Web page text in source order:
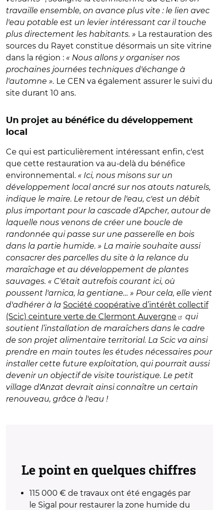
travaille ensemble, on avance plus vite : le lien avec
l'eau potable est un levier intéressant car il touche
plus directement les habitants. » La restauration des
sources du Rayet constitue désormais un site vitrine
dans la région : « Nous allons y organiser nos
prochaines journées techniques d'échange à
l'automne ». Le CEN va également assurer le suivi du
site durant 10 ans.
Un projet au bénéfice du développement
local
Ce qui est particulièrement intéressant enfin, c'est
que cette restauration va au-delà du bénéfice
environnemental. « Ici, nous misons sur un
développement local ancré sur nos atouts naturels,
indique le maire. Le retour de l'eau, c'est un débit
plus important pour la cascade d’Apcher, autour de
laquelle nous venons de créer une boucle de
randonnée qui passe sur une passerelle en bois
dans la partie humide. » La mairie souhaite aussi
consacrer des parcelles du site à la relance du
maraîchage et au développement de plantes
sauvages. « C'était autrefois courant ici, où
poussent l'arnica, la gentiane… » Pour cela, elle vient
d'adhérer à la Société coopérative d’intérêt collectif
(Scic) ceinture verte de Clermont Auvergne
qui
soutient l’installation de maraîchers dans le cadre
de son projet alimentaire territorial. La Scic va ainsi
prendre en main toutes les études nécessaires pour
installer cette future exploitation, qui pourrait aussi
devenir un objectif de visite touristique. Le petit
village d'Anzat devrait ainsi connaître un certain
renouveau, grâce à l'eau !
Le point en quelques chiffres
115 000 € de travaux ont été engagés par
le Sigal pour restaurer la zone humide du